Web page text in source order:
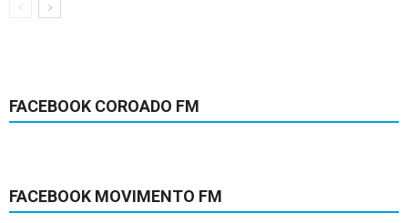
FACEBOOK COROADO FM
FACEBOOK MOVIMENTO FM